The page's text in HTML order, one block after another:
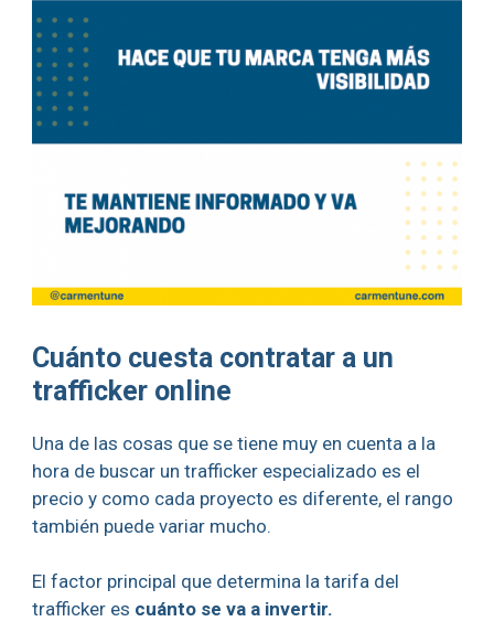
Cuánto cuesta contratar a un
trafficker online
Una de las cosas que se tiene muy en cuenta a la
hora de buscar un trafficker especializado es el
precio y como cada proyecto es diferente, el rango
también puede variar mucho.
El factor principal que determina la tarifa del
trafficker es cuánto se va a invertir.